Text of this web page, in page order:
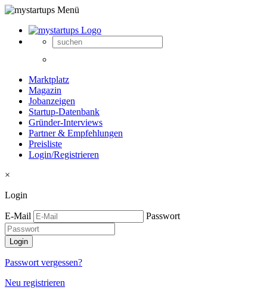
Marktplatz
Magazin
Jobanzeigen
Startup-Datenbank
Gründer-Interviews
Partner & Empfehlungen
Preisliste
Login/Registrieren
×
Login
E-Mail Passwort
Passwort vergessen?
Neu registrieren